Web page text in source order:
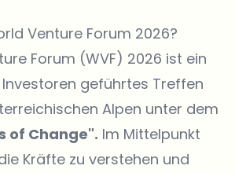
Venture Forum 2026?
Forum (WVF) 2026 ist ein
Investoren geführtes Treffen
Alpen unter dem
of Change". Im Mittelpunkt
Kräfte zu verstehen und